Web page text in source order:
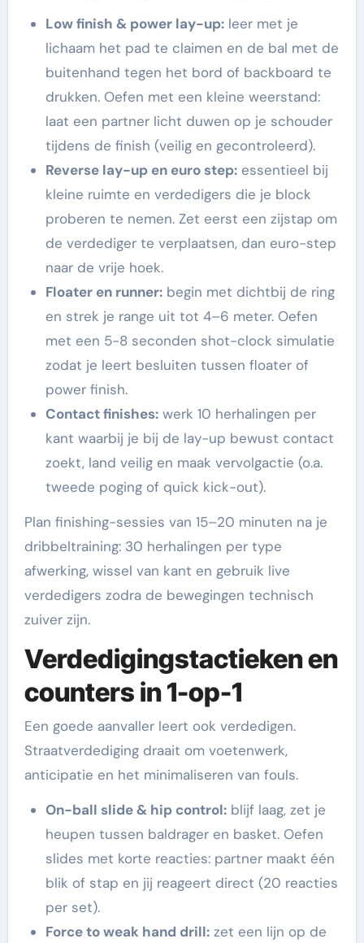
Low finish & power lay-up:leer met je
lichaam het pad te claimen en de bal met de
buitenhand tegen het bord of backboard te
drukken. Oefen met een kleine weerstand:
laat een partner licht duwen op je schouder
tijdens de finish (veilig en gecontroleerd).
Reverse lay-up en euro step:essentieel bij
kleine ruimte en verdedigers die je block
proberen te nemen. Zet eerst een zijstap om
de verdediger te verplaatsen, dan euro-step
naar de vrije hoek.
Floater en runner:begin met dichtbij de ring
en strek je range uit tot 4–6 meter. Oefen
met een 5-8 seconden shot-clock simulatie
zodat je leert besluiten tussen floater of
power finish.
Contact finishes:werk 10 herhalingen per
kant waarbij je bij de lay-up bewust contact
zoekt, land veilig en maak vervolgactie (o.a.
tweede poging of quick kick-out).
Plan finishing-sessies van 15–20 minuten na je
dribbeltraining: 30 herhalingen per type
afwerking, wissel van kant en gebruik live
verdedigers zodra de bewegingen technisch
zuiver zijn.
Verdedigingstactieken en
counters in 1-op-1
Een goede aanvaller leert ook verdedigen.
Straatverdediging draait om voetenwerk,
anticipatie en het minimaliseren van fouls.
On-ball slide & hip control:blijf laag, zet je
heupen tussen baldrager en basket. Oefen
slides met korte reacties: partner maakt één
blik of stap en jij reageert direct (20 reacties
per set).
Force to weak hand drill:zet een lijn op de